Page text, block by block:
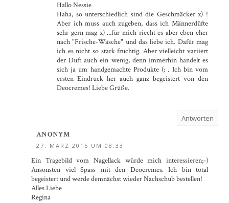
Hallo Nessie
Haha, so unterschiedlich sind die Geschmäcker x) !
Aber ich muss auch zugeben, dass ich Männerdüfte
sehr gern mag x) ...für mich riecht es aber eben eher
nach "Frische-Wäsche" und das liebe ich. Dafür mag
ich es nicht so stark fruchtig. Aber vielleicht variiert
der Duft auch ein wenig, denn immerhin handelt es
sich ja um handgemachte Produkte (: . Ich bin vom
ersten Eindruck her auch ganz begeistert von den
Deocremes! Liebe Grüße.
Antworten
ANONYM
27. MÄRZ 2015 UM 08:33
Ein Tragebild vom Nagellack würde mich interessieren;-)
Ansonsten viel Spass mit den Deocremes. Ich bin total
begeistert und werde demnächst wieder Nachschub bestellen!
Alles Liebe
Regina